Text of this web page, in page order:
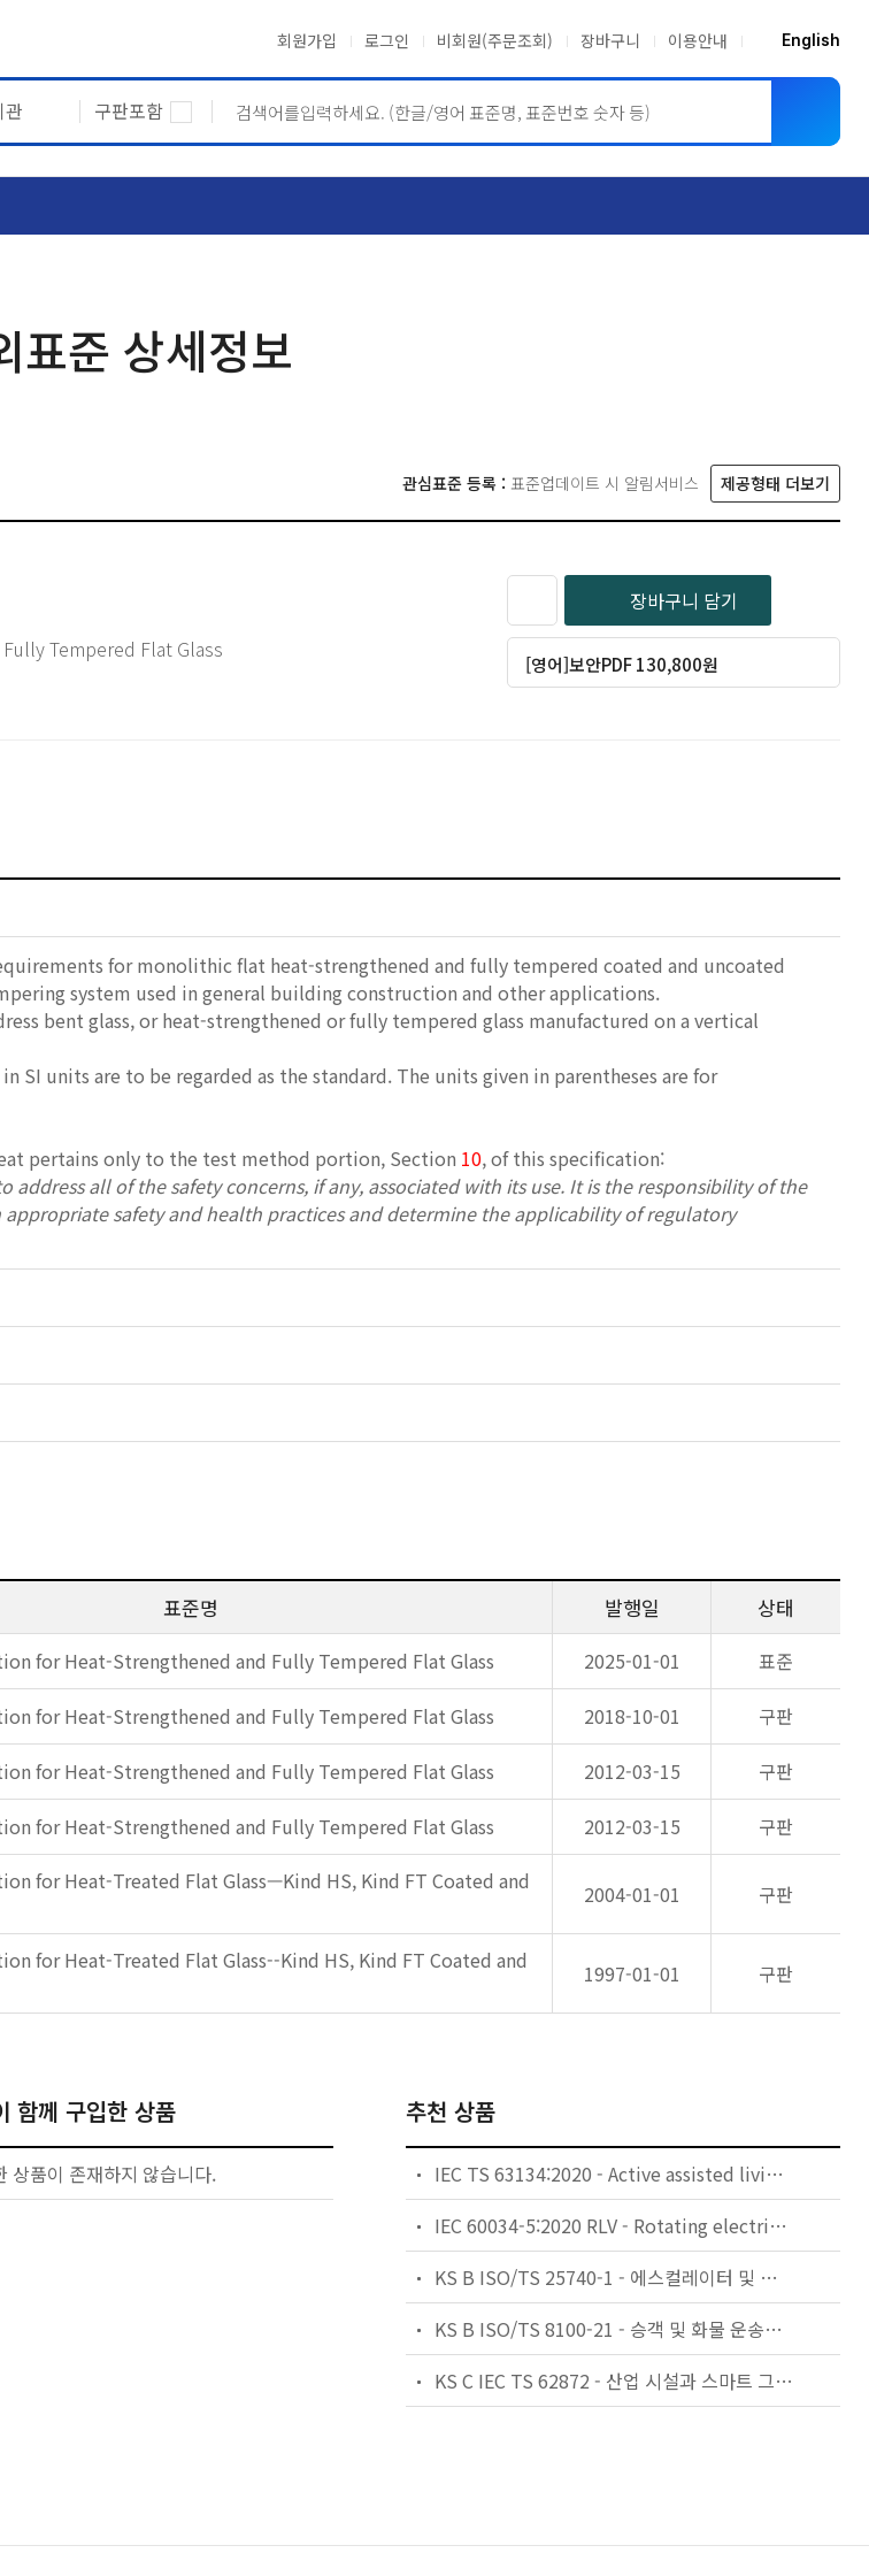
회원가입 로그인 비회원(주문조회) 장바구니 이용안내 English
관 구판포함
표준 상세정보
관심표준 등록 : 표준업데이트 시 알림서비스 제공형태 더보기
and Fully Tempered Flat Glass
장바구니 담기
[영어]보안PDF 130,800원
for monolithic flat heat-strengthened and fully tempered coated and uncoated
system used in general building construction and other applications.
bent glass, or heat-strengthened or fully tempered glass manufactured on a vertical
SI units are to be regarded as the standard. The units given in parentheses are for
pertains only to the test method portion, Section 10, of this specification:
address all of the safety concerns, if any, associated with its use. It is the responsibility of the
safety and health practices and determine the applicability of regulatory
표준명 발행일 상태
for Heat-Strengthened and Fully Tempered Flat Glass 2025-01-01
표준
for Heat-Strengthened and Fully Tempered Flat Glass 2018-10-01
구판
for Heat-Strengthened and Fully Tempered Flat Glass 2012-03-15
구판
for Heat-Strengthened and Fully Tempered Flat Glass 2012-03-15 구판
for Heat-Treated Flat Glass—Kind HS, Kind FT Coated and
2004-01-01 구판
for Heat-Treated Flat Glass--Kind HS, Kind FT Coated and
1997-01-01 구판
함께 구입한 상품
상품이 존재하지 않습니다.
추천 상품
IEC TS 63134:2020 - Active assisted living (AAL) use cases
IEC 60034-5:2020 RLV - Rotating electrical machines - Part 5: Degrees of protection provided by the integral design of rotating electrical machines (IP code) - Classification
KS B ISO/TS 25740-1 - 에스컬레이터 및 무빙워크에 대한 안전요건 — 제1부: 세계공통 필수 안전요건(GESRs)
KS B ISO/TS 8100-21 - 승객 및 화물 운송용 엘리베이터 —제21부: 세계공통 필수안전요건(GESRs)을 충족하는 세계공통 안전 파라미터(GSPs)
KS C IEC TS 62872 - 산업 시설과 스마트 그리드 사이의 산업 공정 측정, 제어 및 자동화 시스템 인터페이스